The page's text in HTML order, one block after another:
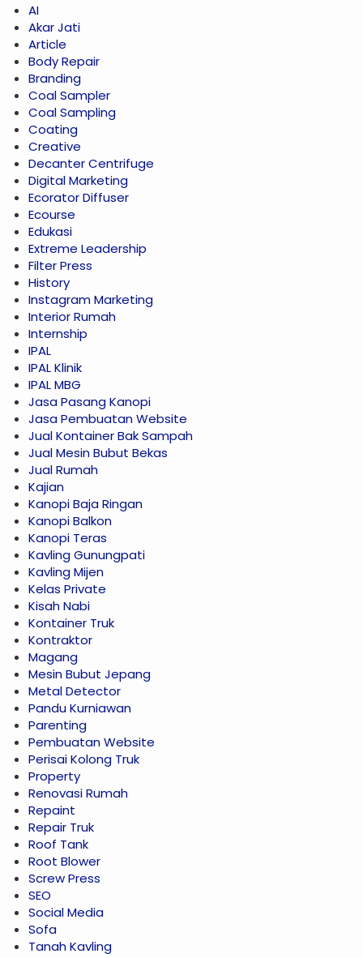
AI
Akar Jati
Article
Body Repair
Branding
Coal Sampler
Coal Sampling
Coating
Creative
Decanter Centrifuge
Digital Marketing
Ecorator Diffuser
Ecourse
Edukasi
Extreme Leadership
Filter Press
History
Instagram Marketing
Interior Rumah
Internship
IPAL
IPAL Klinik
IPAL MBG
Jasa Pasang Kanopi
Jasa Pembuatan Website
Jual Kontainer Bak Sampah
Jual Mesin Bubut Bekas
Jual Rumah
Kajian
Kanopi Baja Ringan
Kanopi Balkon
Kanopi Teras
Kavling Gunungpati
Kavling Mijen
Kelas Private
Kisah Nabi
Kontainer Truk
Kontraktor
Magang
Mesin Bubut Jepang
Metal Detector
Pandu Kurniawan
Parenting
Pembuatan Website
Perisai Kolong Truk
Property
Renovasi Rumah
Repaint
Repair Truk
Roof Tank
Root Blower
Screw Press
SEO
Social Media
Sofa
Tanah Kavling